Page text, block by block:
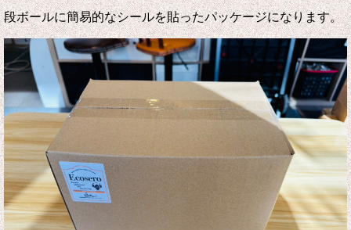
段ボールに簡易的なシールを貼ったパッケージになります。